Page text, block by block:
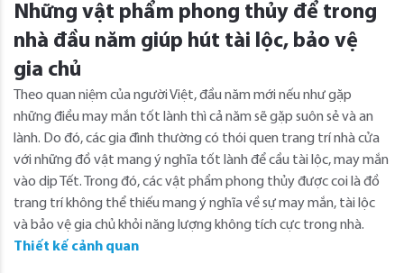
Những vật phẩm phong thủy để trong
nhà đầu năm giúp hút tài lộc, bảo vệ
gia chủ
Theo quan niệm của người Việt, đầu năm mới nếu như gặp
những điều may mắn tốt lành thì cả năm sẽ gặp suôn sẻ và an
lành. Do đó, các gia đình thường có thói quen trang trí nhà cửa
với những đồ vật mang ý nghĩa tốt lành để cầu tài lộc, may mắn
vào dịp Tết. Trong đó, các vật phẩm phong thủy được coi là đồ
trang trí không thể thiếu mang ý nghĩa về sự may mắn, tài lộc
và bảo vệ gia chủ khỏi năng lượng không tích cực trong nhà.
Thiết kế cảnh quan